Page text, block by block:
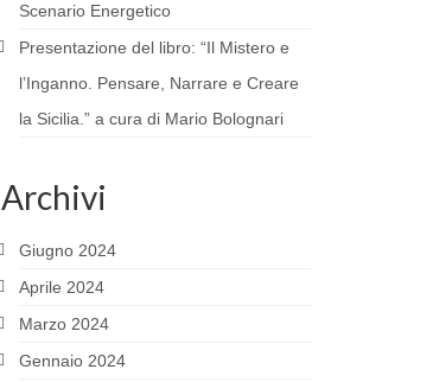
Scenario Energetico
Presentazione del libro: “Il Mistero e
l’Inganno. Pensare, Narrare e Creare
la Sicilia.” a cura di Mario Bolognari
Archivi
Giugno 2024
Aprile 2024
Marzo 2024
Gennaio 2024